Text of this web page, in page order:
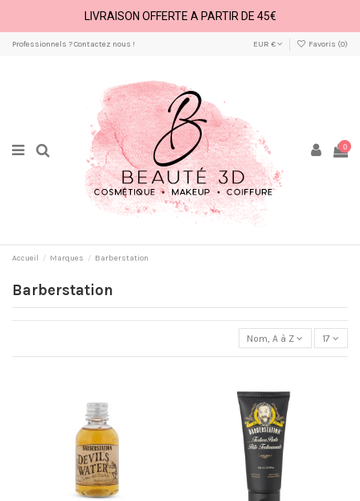
LIVRAISON OFFERTE A PARTIR DE 45€
Professionnels ? Contactez nous ! EUR € Favoris (0)
0
Accueil Marques Barberstation
Barberstation
Nom, A à Z 17